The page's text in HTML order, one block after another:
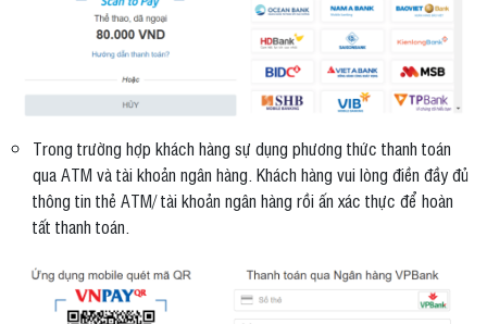
Trong trường hợp khách hàng sự dụng phương thức thanh toán
qua ATM và tài khoản ngân hàng. Khách hàng vui lòng điền đầy đủ
thông tin thẻ ATM/ tài khoản ngân hàng rồi ấn xác thực để hoàn
tất thanh toán.